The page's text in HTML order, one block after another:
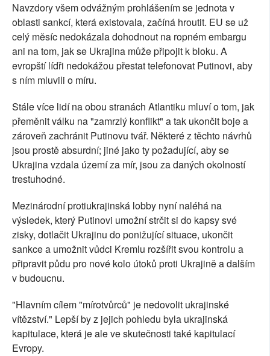
Navzdory všem odvážným prohlášením se jednota v
oblasti sankcí, která existovala, začíná hroutit. EU se už
celý měsíc nedokázala dohodnout na ropném embargu
ani na tom, jak se Ukrajina může připojit k bloku. A
evropští lídři nedokážou přestat telefonovat Putinovi, aby
s ním mluvili o míru.
Stále více lidí na obou stranách Atlantiku mluví o tom, jak
přeměnit válku na "zamrzlý konflikt" a tak ukončit boje a
zároveň zachránit Putinovu tvář. Některé z těchto návrhů
jsou prostě absurdní; jiné jako ty požadující, aby se
Ukrajina vzdala území za mír, jsou za daných okolností
trestuhodné.
Mezinárodní protiukrajinská lobby nyní naléhá na
výsledek, který Putinovi umožní strčit si do kapsy své
zisky, dotlačit Ukrajinu do ponižující situace, ukončit
sankce a umožnit vůdci Kremlu rozšířit svou kontrolu a
připravit půdu pro nové kolo útoků proti Ukrajině a dalším
v budoucnu.
"Hlavním cílem "mírotvůrců" je nedovolit ukrajinské
vítězství." Lepší by z jejich pohledu byla ukrajinská
kapitulace, která je ale ve skutečnosti také kapitulací
Evropy.